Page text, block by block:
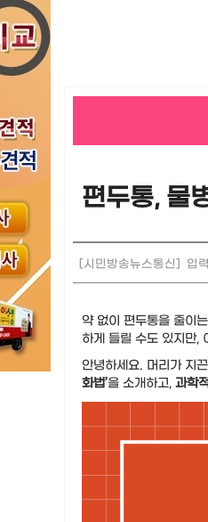
편두통, 물
[시민방송뉴스통신] 입
약 없이 편두통을 줄이
하게 들릴 수도 있지만,
안녕하세요. 머리가 지
화법’을 소개하고, 과학